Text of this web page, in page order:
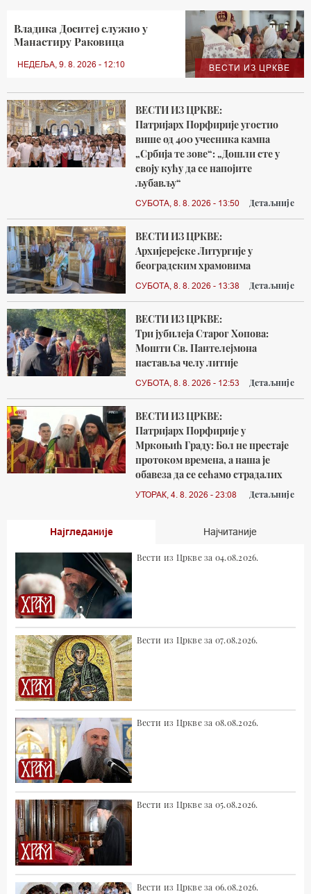
ВЕСТИ ИЗ ЦРКВЕ
Владика Доситеј служио у
Манастиру Раковица
НЕДЕЉА, 9. 8. 2026 - 12:10
ВЕСТИ ИЗ ЦРКВЕ:
Патријарх Порфирије угостио
више од 400 учесника кампа
„Србија те зове“: „Дошли сте у
своју кућу да се напојите
љубављу“
СУБОТА, 8. 8. 2026 - 13:50 Детаљније
ВЕСТИ ИЗ ЦРКВЕ:
Архијерејске Литургије у
београдским храмовима
СУБОТА, 8. 8. 2026 - 13:38 Детаљније
ВЕСТИ ИЗ ЦРКВЕ:
Три јубилеја Старог Хопова:
Мошти Св. Пантелејмона
наставља челу литије
СУБОТА, 8. 8. 2026 - 12:53 Детаљније
ВЕСТИ ИЗ ЦРКВЕ:
Патријарх Порфирије у
Мркоњић Граду: Бол не престаје
протоком времена, а наша је
обавеза да се сећамо страдалих
УТОРАК, 4. 8. 2026 - 23:08 Детаљније
Најгледаније Најчитаније
Вести из Цркве за 04.08.2026.
Вести из Цркве за 07.08.2026.
Вести из Цркве за 08.08.2026.
Вести из Цркве за 05.08.2026.
Вести из Цркве за 06.08.2026.